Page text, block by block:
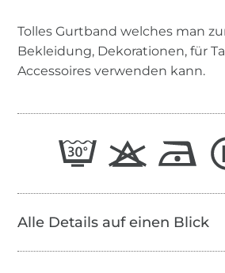
Tolles Gurtband welches man
Bekleidung, Dekorationen, für
Accessoires verwenden kann.
Alle Details auf einen Blick